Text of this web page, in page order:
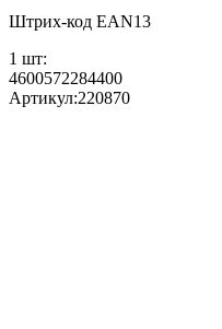
Штрих-код EAN13
1 шт:
4600572284400
Артикул:220870